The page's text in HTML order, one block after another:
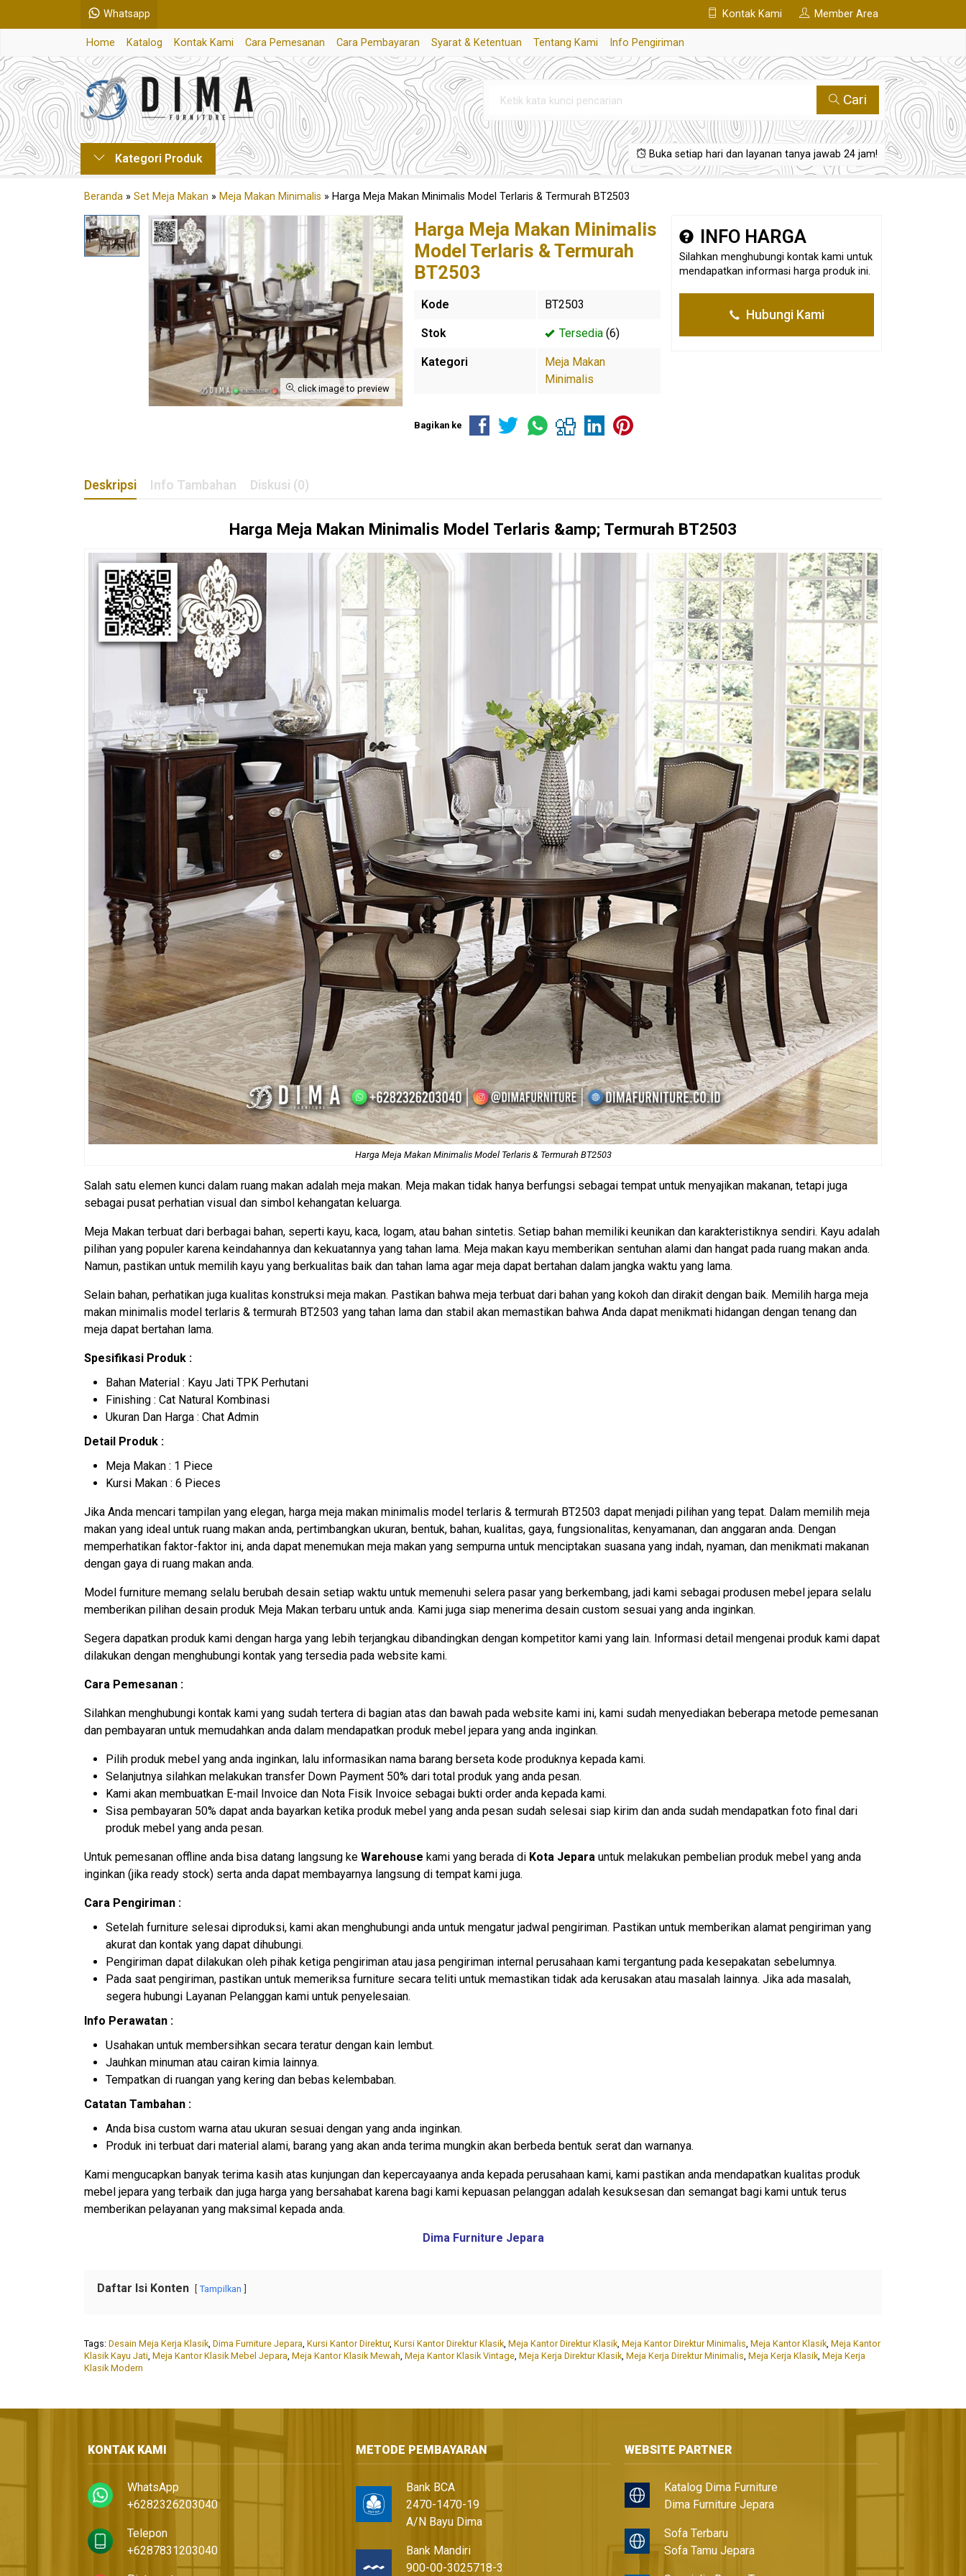
Whatsapp Kontak Kami Member Area
Home Katalog Kontak Kami Cara Pemesanan Cara Pembayaran Syarat & Ketentuan Tentang Kami Info Pengiriman
Cari
Kategori Produk Buka setiap hari dan layanan tanya jawab 24 jam!
Beranda » Set Meja Makan » Meja Makan Minimalis » Harga Meja Makan Minimalis Model Terlaris & Termurah BT2503
click image to preview
Harga Meja Makan Minimalis
Model Terlaris & Termurah
BT2503
Kode BT2503
Stok Tersedia (6)
Kategori
Meja Makan
Minimalis
INFO HARGA
Silahkan menghubungi kontak kami untuk
mendapatkan informasi harga produk ini.
Hubungi Kami
Bagikan ke
Deskripsi Info Tambahan Diskusi (0)
Harga Meja Makan Minimalis Model Terlaris &amp; Termurah BT2503
Harga Meja Makan MinimalisModel Terlaris & Termurah BT2503
Salah satu elemen kunci dalam ruang makan adalah meja makan. Meja makan tidak hanya berfungsi sebagai tempat untuk menyajikan makanan, tetapi juga
sebagai pusat perhatian visual dan simbol kehangatan keluarga.
Meja Makan terbuat dari berbagai bahan, seperti kayu, kaca, logam, atau bahan sintetis. Setiap bahan memiliki keunikan dan karakteristiknya sendiri. Kayu adalah
pilihan yang populer karena keindahannya dan kekuatannya yang tahan lama. Meja makan kayu memberikan sentuhan alami dan hangat pada ruang makan anda.
Namun, pastikan untuk memilih kayu yang berkualitas baik dan tahan lama agar meja dapat bertahan dalam jangka waktu yang lama.
Selain bahan, perhatikan juga kualitas konstruksi meja makan. Pastikan bahwa meja terbuat dari bahan yang kokoh dan dirakit dengan baik. Memilih harga meja
makan minimalis model terlaris & termurah BT2503 yang tahan lama dan stabil akan memastikan bahwa Anda dapat menikmati hidangan dengan tenang dan
meja dapat bertahan lama.
Spesifikasi Produk :
Bahan Material : Kayu Jati TPK Perhutani
Finishing : Cat Natural Kombinasi
Ukuran Dan Harga : Chat Admin
Detail Produk :
Meja Makan : 1 Piece
Kursi Makan : 6 Pieces
Jika Anda mencari tampilan yang elegan, harga meja makan minimalis model terlaris & termurah BT2503 dapat menjadi pilihan yang tepat. Dalam memilih meja
makan yang ideal untuk ruang makan anda, pertimbangkan ukuran, bentuk, bahan, kualitas, gaya, fungsionalitas, kenyamanan, dan anggaran anda. Dengan
memperhatikan faktor-faktor ini, anda dapat menemukan meja makan yang sempurna untuk menciptakan suasana yang indah, nyaman, dan menikmati makanan
dengan gaya di ruang makan anda.
Model furniture memang selalu berubah desain setiap waktu untuk memenuhi selera pasar yang berkembang, jadi kami sebagai produsen mebel jepara selalu
memberikan pilihan desain produk Meja Makan terbaru untuk anda. Kami juga siap menerima desain custom sesuai yang anda inginkan.
Segera dapatkan produk kami dengan harga yang lebih terjangkau dibandingkan dengan kompetitor kami yang lain. Informasi detail mengenai produk kami dapat
dilakukan dengan menghubungi kontak yang tersedia pada website kami.
Cara Pemesanan :
Silahkan menghubungi kontak kami yang sudah tertera di bagian atas dan bawah pada website kami ini, kami sudah menyediakan beberapa metode pemesanan
dan pembayaran untuk memudahkan anda dalam mendapatkan produk mebel jepara yang anda inginkan.
Pilih produk mebel yang anda inginkan, lalu informasikan nama barang berseta kode produknya kepada kami.
Selanjutnya silahkan melakukan transfer Down Payment 50% dari total produk yang anda pesan.
Kami akan membuatkan E-mail Invoice dan Nota Fisik Invoice sebagai bukti order anda kepada kami.
Sisa pembayaran 50% dapat anda bayarkan ketika produk mebel yang anda pesan sudah selesai siap kirim dan anda sudah mendapatkan foto final dari
produk mebel yang anda pesan.
Untuk pemesanan offline anda bisa datang langsung ke Warehouse kami yang berada di Kota Jepara untuk melakukan pembelian produk mebel yang anda
inginkan (jika ready stock) serta anda dapat membayarnya langsung di tempat kami juga.
Cara Pengiriman :
Setelah furniture selesai diproduksi, kami akan menghubungi anda untuk mengatur jadwal pengiriman. Pastikan untuk memberikan alamat pengiriman yang
akurat dan kontak yang dapat dihubungi.
Pengiriman dapat dilakukan oleh pihak ketiga pengiriman atau jasa pengiriman internal perusahaan kami tergantung pada kesepakatan sebelumnya.
Pada saat pengiriman, pastikan untuk memeriksa furniture secara teliti untuk memastikan tidak ada kerusakan atau masalah lainnya. Jika ada masalah,
segera hubungi Layanan Pelanggan kami untuk penyelesaian.
Info Perawatan :
Usahakan untuk membersihkan secara teratur dengan kain lembut.
Jauhkan minuman atau cairan kimia lainnya.
Tempatkan di ruangan yang kering dan bebas kelembaban.
Catatan Tambahan :
Anda bisa custom warna atau ukuran sesuai dengan yang anda inginkan.
Produk ini terbuat dari material alami, barang yang akan anda terima mungkin akan berbeda bentuk serat dan warnanya.
Kami mengucapkan banyak terima kasih atas kunjungan dan kepercayaanya anda kepada perusahaan kami, kami pastikan anda mendapatkan kualitas produk
mebel jepara yang terbaik dan juga harga yang bersahabat karena bagi kami kepuasan pelanggan adalah kesuksesan dan semangat bagi kami untuk terus
memberikan pelayanan yang maksimal kepada anda.
Dima Furniture Jepara
Daftar Isi Konten Tampilkan
Tags: Desain Meja Kerja Klasik, Dima Furniture Jepara, Kursi Kantor Direktur, Kursi Kantor Direktur Klasik, Meja Kantor Direktur Klasik, Meja Kantor Direktur Minimalis, Meja Kantor Klasik, Meja Kantor
Klasik Kayu Jati, Meja Kantor Klasik Mebel Jepara, Meja Kantor Klasik Mewah, Meja Kantor Klasik Vintage, Meja Kerja Direktur Klasik, Meja Kerja Direktur Minimalis, Meja Kerja Klasik, Meja Kerja
Klasik Modern
KONTAK KAMI
WhatsApp
+6282326203040
Telepon
+6287831203040
METODE PEMBAYARAN
Bank BCA
2470-1470-19
A/N Bayu Dima
Bank Mandiri
900-00-3025718-3
WEBSITE PARTNER
Katalog Dima Furniture
Dima Furniture Jepara
Sofa Terbaru
Sofa Tamu Jepara